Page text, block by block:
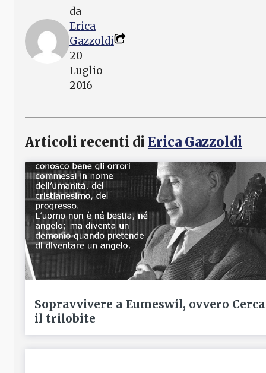
da
Erica
Gazzoldi
20
Luglio
2016
Articoli recenti di Erica Gazzoldi
Sopravvivere a Eumeswil, ovvero Cerca
il trilobite